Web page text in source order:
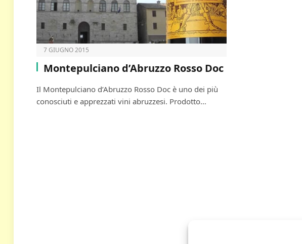
7 GIUGNO 2015
Montepulciano d’Abruzzo Rosso Doc
Il Montepulciano d’Abruzzo Rosso Doc è uno dei più
conosciuti e apprezzati vini abruzzesi. Prodotto…